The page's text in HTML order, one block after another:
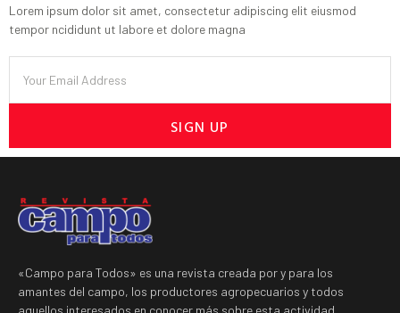
Lorem ipsum dolor sit amet, consectetur adipiscing elit eiusmod
tempor ncididunt ut labore et dolore magna
SIGN UP
«Campo para Todos» es una revista creada por y para los
amantes del campo, los productores agropecuarios y todos
aquellos interesados en conocer más sobre esta actividad